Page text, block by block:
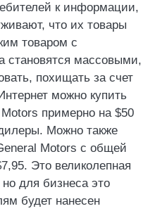
к информации,
что их товары
товаром с
становятся массовыми,
похищать за счет
можно купить
примерно на $50
Можно также
Motors с общей
Это великолепная
для бизнеса это
будет нанесен